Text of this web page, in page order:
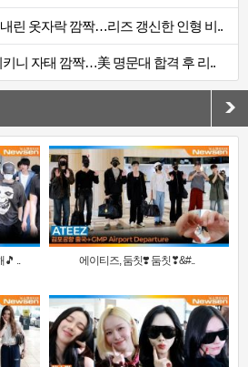
린 옷자락 깜짝…리즈 갱신한 인형 비..
키니 자태 깜짝…美 명문대 합격 후 리..
🎵 .. 에이티즈, 둠칫❣️ 둠칫❣&#..